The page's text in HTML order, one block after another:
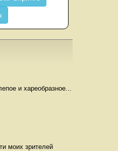
и хареобразное...
моих зрителей